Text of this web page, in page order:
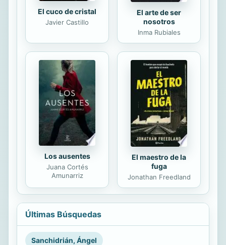
El cuco de cristal
Javier Castillo
El arte de ser
nosotros
Inma Rubiales
Los ausentes
Juana Cortés
Amunarriz
El maestro de la
fuga
Jonathan Freedland
Últimas Búsquedas
Sanchidrián, Ángel